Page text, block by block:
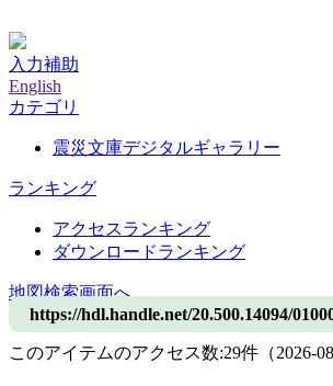
入力補助
English
カテゴリ
震災文庫デジタルギャラリー
ランキング
アクセスランキング
ダウンロードランキング
地図検索画面へ
https://hdl.handle.net/20.500.14094/
このアイテムのアクセス数:29件 （2026-